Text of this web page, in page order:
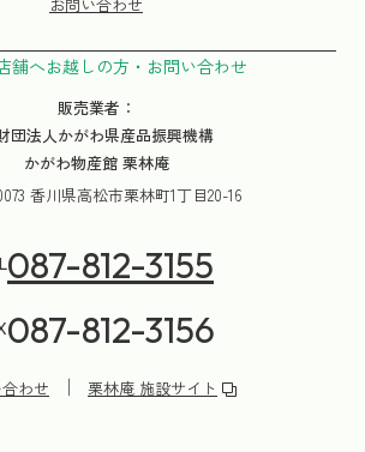
舗へお越しの方・お問い合わせ
販売業者：
団法人かがわ県産品振興機構
かがわ物産館 栗林庵
香川県高松市栗林町1丁目20-16
087-812-3155
087-812-3156
わせ 栗林庵 施設サイト